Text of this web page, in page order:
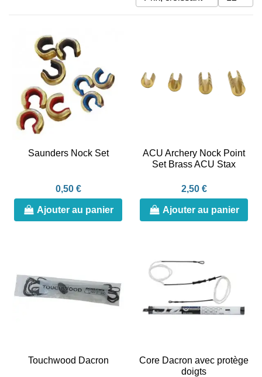
Saunders Nock Set
0,50 €
Ajouter au panier
ACU Archery Nock Point
Set Brass ACU Stax
2,50 €
Ajouter au panier
Touchwood Dacron
Core Dacron avec protège
doigts